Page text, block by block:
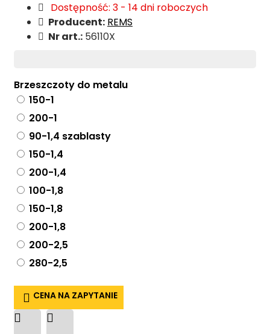
Dostępność: 3 - 14 dni roboczych
Producent: REMS
Nr art.: 56110X
Brzeszczoty do metalu
150-1
200-1
90-1,4 szablasty
150-1,4
200-1,4
100-1,8
150-1,8
200-1,8
200-2,5
280-2,5
CENA NA ZAPYTANIE